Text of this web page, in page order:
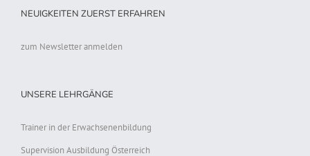
NEUIGKEITEN ZUERST ERFAHREN
zum Newsletter anmelden
UNSERE LEHRGÄNGE
Trainer in der Erwachsenenbildung
Supervision Ausbildung Österreich